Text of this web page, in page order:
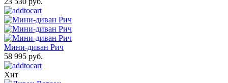
Мини-диван Рич
58 995 руб.
Хит